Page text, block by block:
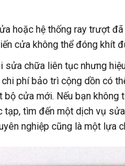
hoặc hệ thống ray trượt
cửa không thể đóng khít
sửa chữa liên tục nhưng
chi phí bảo trì cộng dồn có
bộ cửa mới. Nếu bạn không
tạp, tìm đến một dịch vụ
nghiệp cũng là một lựa